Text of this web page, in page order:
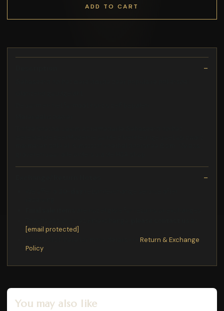
ADD TO CART
[email protected]
Return & Exchange
Policy
You may also like